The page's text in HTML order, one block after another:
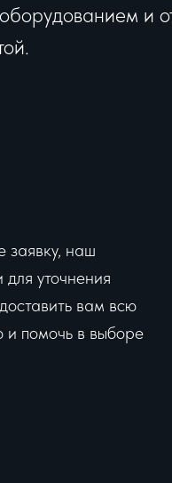
и
заявку, наш
уточнения
вам всю
помочь в выборе